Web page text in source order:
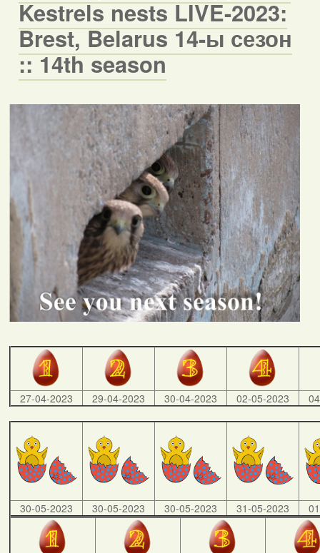
Kestrels nests LIVE-2023:
Brest, Belarus 14-ы сезон
:: 14th season
27-04-2023 29-04-2023 30-04-2023 02-05-2023
30-05-2023 30-05-2023 30-05-2023 31-05-2023